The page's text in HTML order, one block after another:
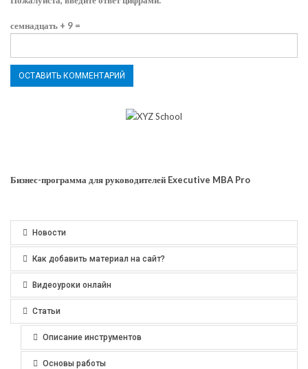
семнадцать + 9 =
Бизнес-программа для руководителей Executive MBA Pro
Новости
Как добавить материал на сайт?
Видеоуроки онлайн
Статьи
Описание инструментов
Основы работы